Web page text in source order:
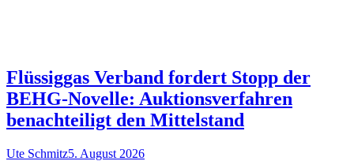
Flüssiggas Verband fordert Stopp der
BEHG-Novelle: Auktionsverfahren
benachteiligt den Mittelstand
Ute Schmitz5. August 2026